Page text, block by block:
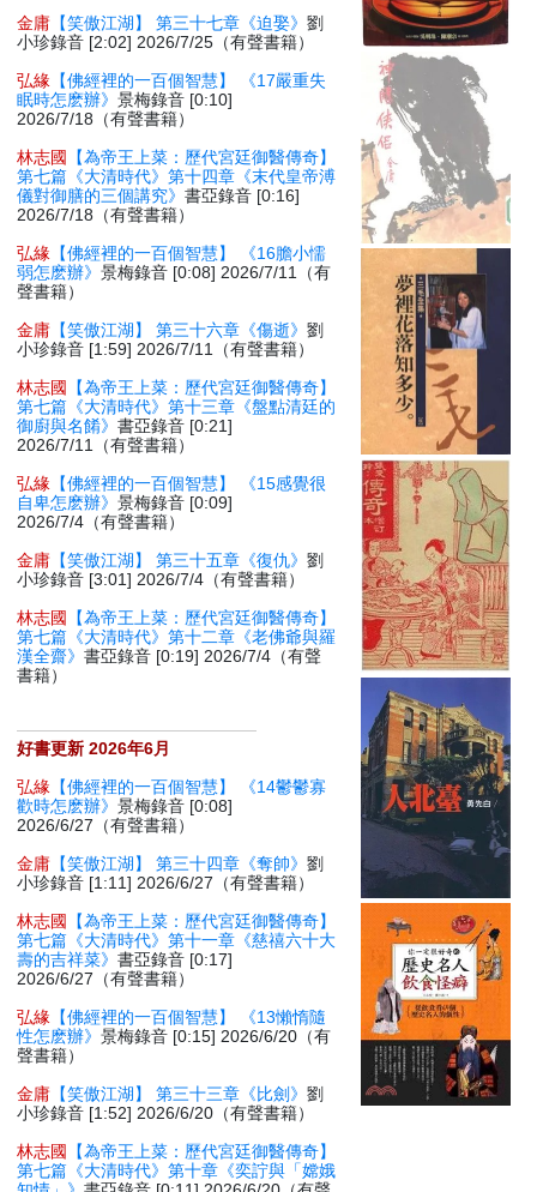
金庸 【笑傲江湖】 第三十七章《迫娶》劉
小珍錄音 [2:02] 2026/7/25（有聲書籍）
弘緣 【佛經裡的一百個智慧】 《17嚴重失
眠時怎麽辦》景梅錄音 [0:10]
2026/7/18（有聲書籍）
林志國
【為帝王上菜：歷代宮廷御醫傳奇】
第七篇《大清時代》第十四章《末代皇帝溥
儀對御膳的三個講究》書亞錄音 [0:16]
2026/7/18（有聲書籍）
弘緣 【佛經裡的一百個智慧】 《16膽小懦
弱怎麽辦》景梅錄音 [0:08] 2026/7/11（有
聲書籍）
金庸 【笑傲江湖】 第三十六章《傷逝》劉
小珍錄音 [1:59] 2026/7/11（有聲書籍）
林志國
【為帝王上菜：歷代宮廷御醫傳奇】
第七篇《大清時代》第十三章《盤點清廷的
御廚與名餚》書亞錄音 [0:21]
2026/7/11（有聲書籍）
弘緣 【佛經裡的一百個智慧】 《15感覺很
自卑怎麽辦》景梅錄音 [0:09]
2026/7/4（有聲書籍）
金庸 【笑傲江湖】 第三十五章《復仇》劉
小珍錄音 [3:01] 2026/7/4（有聲書籍）
林志國
【為帝王上菜：歷代宮廷御醫傳奇】
第七篇《大清時代》第十二章《老佛爺與羅
漢全齋》書亞錄音 [0:19] 2026/7/4（有聲
書籍）
好書更新 2026年6月
弘緣 【佛經裡的一百個智慧】 《14鬱鬱寡
歡時怎麽辦》景梅錄音 [0:08]
2026/6/27（有聲書籍）
金庸 【笑傲江湖】 第三十四章《奪帥》劉
小珍錄音 [1:11] 2026/6/27（有聲書籍）
林志國
【為帝王上菜：歷代宮廷御醫傳奇】
第七篇《大清時代》第十一章《慈禧六十大
壽的吉祥菜》書亞錄音 [0:17]
2026/6/27（有聲書籍）
弘緣 【佛經裡的一百個智慧】 《13懶惰隨
性怎麽辦》景梅錄音 [0:15] 2026/6/20（有
聲書籍）
金庸 【笑傲江湖】 第三十三章《比劍》劉
小珍錄音 [1:52] 2026/6/20（有聲書籍）
林志國
【為帝王上菜：歷代宮廷御醫傳奇】
第七篇《大清時代》第十章《奕詝與「嫦娥